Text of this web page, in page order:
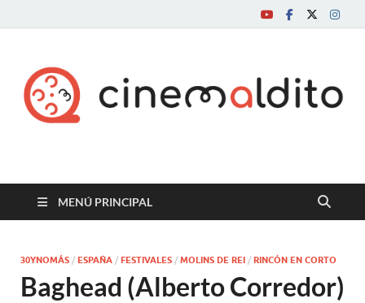
Cine maldito
MENÚ PRINCIPAL
30YNOMÁS / ESPAÑA / FESTIVALES / MOLINS DE REI / RINCÓN EN CORTO
Baghead (Alberto Corredor)